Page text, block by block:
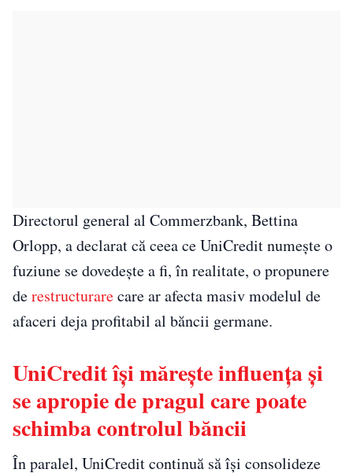
Directorul general al Commerzbank, Bettina
Orlopp, a declarat că ceea ce UniCredit numește o
fuziune se dovedește a fi, în realitate, o propunere
derestructurarecare ar afecta masiv modelul de
afaceri deja profitabil al băncii germane.
UniCredit își mărește influența și
se apropie de pragul care poate
schimba controlul băncii
În paralel, UniCredit continuă să își consolideze